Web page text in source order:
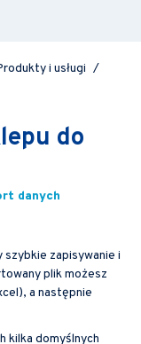
i usługi /
do
danych
szybkie zapisywanie i
plik możesz
a następnie
kilka domyślnych